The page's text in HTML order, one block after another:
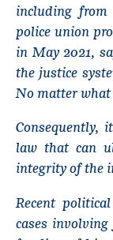
including
police union
in May 2021,
the justice
No matter what
law that can
integrity of the
Recent
cases